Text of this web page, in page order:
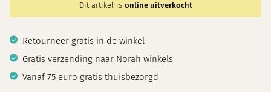
Dit artikel is online uitverkocht
Retourneer gratis in de winkel
Gratis verzending naar Norah winkels
Vanaf 75 euro gratis thuisbezorgd